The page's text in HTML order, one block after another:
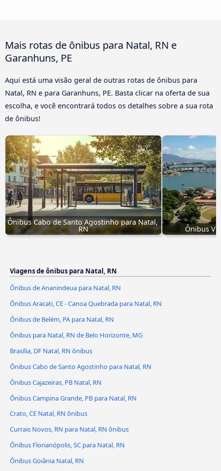
Mais rotas de ônibus para Natal, RN e
Garanhuns, PE
Aqui está uma visão geral de outras rotas de ônibus para
Natal, RN e para Garanhuns, PE. Basta clicar na oferta de sua
escolha, e você encontrará todos os detalhes sobre a sua rota
de ônibus!
Ônibus Cabo de Santo Agostinho para Natal,
RN Ônibus
Viagens de ônibus para Natal, RN
Ônibus de Ananindeua para Natal, RN
Ônibus Aracati, CE - Canoa Quebrada para Natal, RN
Ônibus de Belém, PA para Natal, RN
Ônibus para Natal, RN de Belo Horizonte, MG
Brasília, DF Natal, RN ônibus
Ônibus Cabo de Santo Agostinho para Natal, RN
Ônibus Cajazeiras, PB Natal, RN
Ônibus Campina Grande, PB para Natal, RN
Crato, CE Natal, RN ônibus
Currais Novos, RN para Natal, RN ônibus
Ônibus Florianópolis, SC para Natal, RN
Ônibus Goiânia Natal, RN